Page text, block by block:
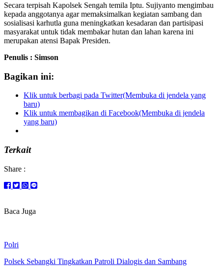
Secara terpisah Kapolsek Sengah temila Iptu. Sujiyanto mengimbau
kepada anggotanya agar memaksimalkan kegiatan sambang dan
sosialisasi karhutla guna meningkatkan kesadaran dan partisipasi
masyarakat untuk tidak membakar hutan dan lahan karena ini
merupakan atensi Bapak Presiden.
Penulis : Simson
Bagikan ini:
Klik untuk berbagi pada Twitter(Membuka di jendela yang
baru)
Klik untuk membagikan di Facebook(Membuka di jendela
yang baru)
Terkait
Share :
Baca Juga
Polri
Polsek Sebangki Tingkatkan Patroli Dialogis dan Sambang